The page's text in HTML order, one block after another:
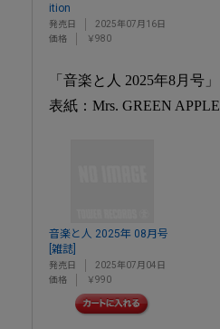
ition
発売日
2025年07月16日
価格
￥980
「音楽と人 2025年8月号」
表紙：Mrs. GREEN APPLE
音楽と人 2025年 08月号
[雑誌]
発売日
2025年07月04日
価格
￥990